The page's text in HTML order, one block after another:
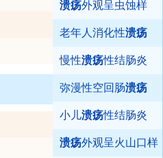
溃疡外观呈虫蚀样
老年人消化性溃疡
慢性溃疡性结肠炎
弥漫性空回肠溃疡
小儿溃疡性结肠炎
溃疡外观呈火山口样